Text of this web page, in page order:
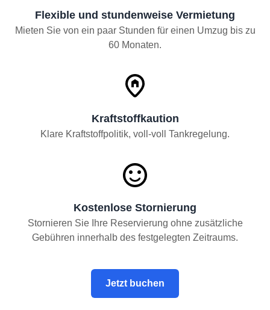
Flexible und stundenweise Vermietung
Mieten Sie von ein paar Stunden für einen Umzug bis zu
60 Monaten.
Kraftstoffkaution
Klare Kraftstoffpolitik, voll-voll Tankregelung.
Kostenlose Stornierung
Stornieren Sie Ihre Reservierung ohne zusätzliche
Gebühren innerhalb des festgelegten Zeitraums.
Jetzt buchen